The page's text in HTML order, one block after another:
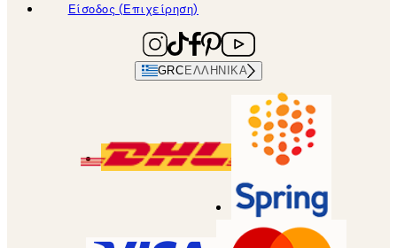
Είσοδος (Επιχείρηση)
GRC ΕΛΛΗΝΙΚΆ